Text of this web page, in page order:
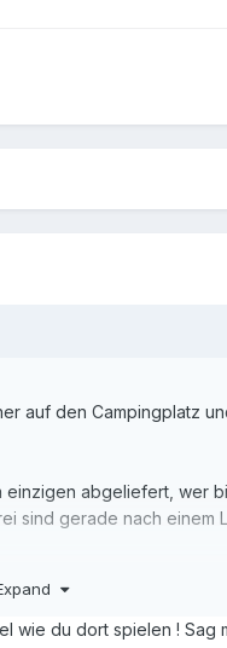
auf den Campingplatz
abgeliefert, wer
sind gerade nach einem
du dort spielen ! Sag